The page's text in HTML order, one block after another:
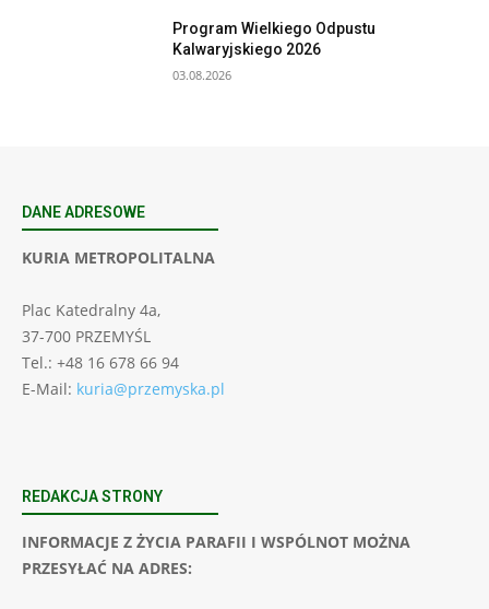
Program Wielkiego Odpustu
Kalwaryjskiego 2026
03.08.2026
DANE ADRESOWE
KURIA METROPOLITALNA
Plac Katedralny 4a,
37-700 PRZEMYŚL
Tel.: +48 16 678 66 94
E-Mail: kuria@przemyska.pl
REDAKCJA STRONY
INFORMACJE Z ŻYCIA PARAFII I WSPÓLNOT MOŻNA
PRZESYŁAĆ NA ADRES: